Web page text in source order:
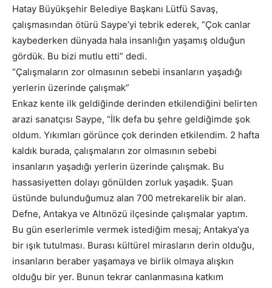
Hatay Büyükşehir Belediye Başkanı Lütfü Savaş,
çalışmasından ötürü Saype’yi tebrik ederek, “Çok canlar
kaybederken dünyada hala insanlığın yaşamış olduğun
gördük. Bu bizi mutlu etti” dedi.
“Çalışmaların zor olmasının sebebi insanların yaşadığı
yerlerin üzerinde çalışmak”
Enkaz kente ilk geldiğinde derinden etkilendiğini belirten
arazi sanatçısı Saype, “İlk defa bu şehre geldiğimde şok
oldum. Yıkımları görünce çok derinden etkilendim. 2 hafta
kaldık burada, çalışmaların zor olmasının sebebi
insanların yaşadığı yerlerin üzerinde çalışmak. Bu
hassasiyetten dolayı gönülden zorluk yaşadık. Şuan
üstünde bulunduğumuz alan 700 metrekarelik bir alan.
Defne, Antakya ve Altınözü ilçesinde çalışmalar yaptım.
Bu gün eserlerimle vermek istediğim mesaj; Antakya’ya
bir ışık tutulması. Burası kültürel mirasların derin olduğu,
insanların beraber yaşamaya ve birlik olmaya alışkın
olduğu bir yer. Bunun tekrar canlanmasına katkım